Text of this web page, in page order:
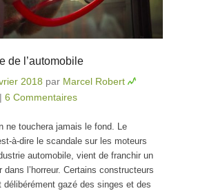
de l’automobile
2018 par Marcel Robert
| 6 Commentaires
ne touchera jamais le fond. Le
à-dire le scandale sur les moteurs
automobile, vient de franchir un
dans l’horreur. Certains constructeurs
délibérément gazé des singes et des